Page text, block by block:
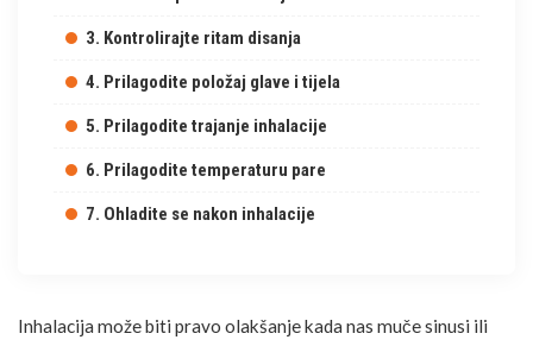
3. Kontrolirajte ritam disanja
4. Prilagodite položaj glave i tijela
5. Prilagodite trajanje inhalacije
6. Prilagodite temperaturu pare
7. Ohladite se nakon inhalacije
Inhalacija može biti pravo olakšanje kada nas mučesinusi ili